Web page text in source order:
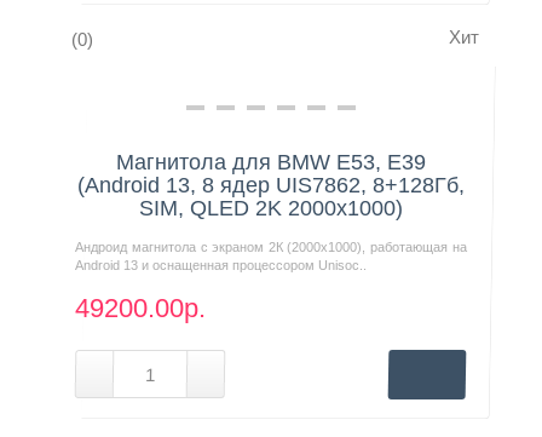
(0) Хит
Нашли дешевле?
Магнитола для BMW E53, E39
(Android 13, 8 ядер UIS7862, 8+128Гб,
SIM, QLED 2K 2000x1000)
Андроид магнитола с экраном 2К (2000х1000), работающая на
Android 13 и оснащенная процессором Unisoc..
49200.00р.